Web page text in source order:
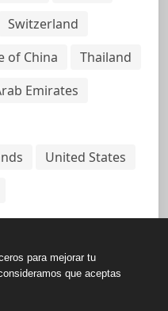
Switzerland
of China
Thailand
Emirates
United States
para mejorar tu
que aceptas